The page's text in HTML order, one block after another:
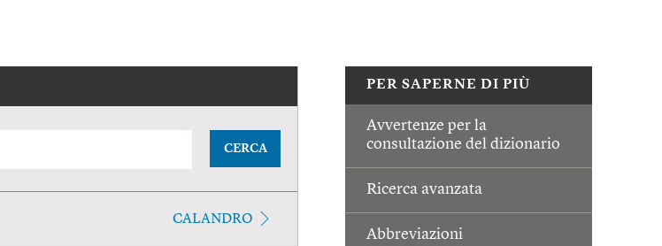
PER SAPERNE DI PIÙ
Avvertenze per la
consultazione del dizionario
Ricerca avanzata
Abbreviazioni
CERCA
CALANDRO